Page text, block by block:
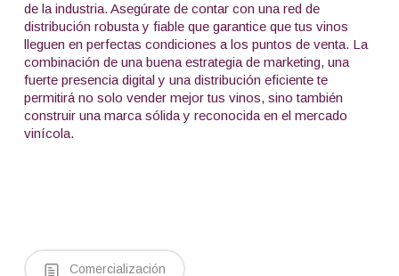
de la industria. Asegúrate de contar con una red de
distribución robusta y fiable que garantice que tus vinos
lleguen en perfectas condiciones a los puntos de venta. La
combinación de una buena estrategia de marketing, una
fuerte presencia digital y una distribución eficiente te
permitirá no solo vender mejor tus vinos, sino también
construir una marca sólida y reconocida en el mercado
vinícola.
Comercialización